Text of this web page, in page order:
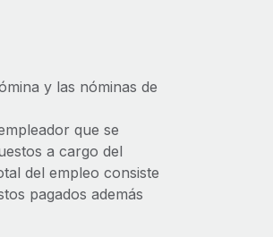
y las nóminas de
que se
a cargo del
del empleo consiste
pagados además